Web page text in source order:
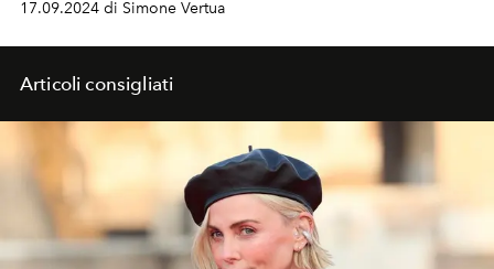
17.09.2024 di Simone Vertua
Articoli consigliati